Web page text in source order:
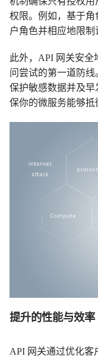
权限。例如，基于
户角色并相应地限制
此外，API 网关安
问尝试的第一道防线
保护敏感数据并及
保你的微服务能够抵
提升的性能与效率
API 网关通过优化客